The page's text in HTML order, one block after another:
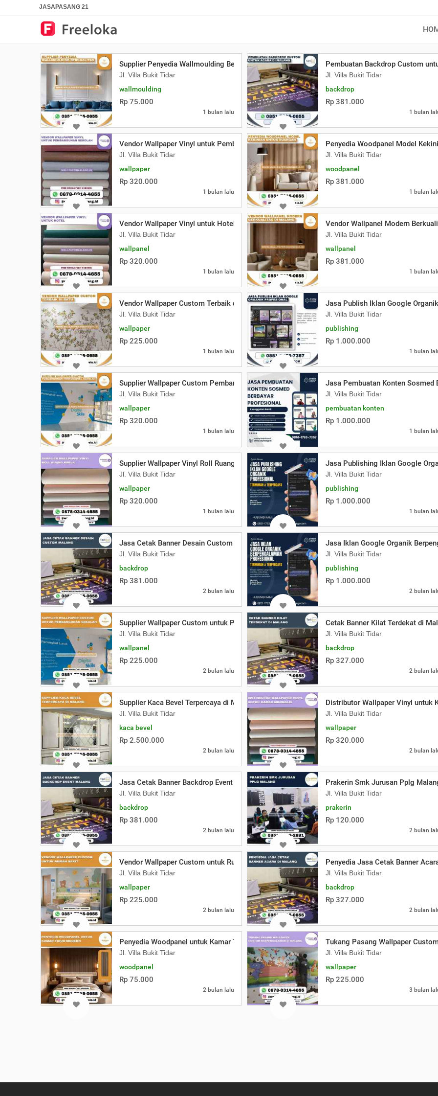
JASAPASANG 21
Supplier Penyedia Wallmoulding Berkualitas
Jl. Villa Bukit Tidar
wallmoulding
Rp 75.000
1 bulan lalu
Pembuatan Backdrop Custom
Jl. Villa Bukit Tidar
backdrop
Rp 381.000
1 bulan
Vendor Wallpaper Vinyl untuk Pembangunan Sekolah
Jl. Villa Bukit Tidar
wallpaper
Rp 320.000
1 bulan lalu
Penyedia Woodpanel Model
Jl. Villa Bukit Tidar
woodpanel
Rp 381.000
1 bulan
Vendor Wallpaper Vinyl untuk Hotel
Jl. Villa Bukit Tidar
wallpanel
Rp 320.000
1 bulan lalu
Vendor Wallpanel Modern
Jl. Villa Bukit Tidar
wallpanel
Rp 381.000
1 bulan
Vendor Wallpaper Custom Terbaik di Batu
Jl. Villa Bukit Tidar
wallpaper
Rp 225.000
1 bulan lalu
Jasa Publish Iklan Google
Jl. Villa Bukit Tidar
publishing
Rp 1.000.000
1 bulan
Supplier Wallpaper Custom Pembangunan Profesional Sekolah
Jl. Villa Bukit Tidar
wallpaper
Rp 320.000
1 bulan lalu
Jasa Pembuatan Konten Sosmed
Jl. Villa Bukit Tidar
pembuatan konten
Rp 1.000.000
1 bulan
Supplier Wallpaper Vinyl Roll Ruang Kerja
Jl. Villa Bukit Tidar
wallpaper
Rp 320.000
1 bulan lalu
Jasa Publishing Iklan Google
Jl. Villa Bukit Tidar
publishing
Rp 1.000.000
1 bulan
Jasa Cetak Banner Desain Custom Malang
Jl. Villa Bukit Tidar
backdrop
Rp 381.000
2 bulan lalu
Jasa Iklan Google Organik
Jl. Villa Bukit Tidar
publishing
Rp 1.000.000
2 bulan
Supplier Wallpaper Custom untuk Pembangunan Sekolah
Jl. Villa Bukit Tidar
wallpanel
Rp 225.000
2 bulan lalu
Cetak Banner Kilat Terdekat di
Jl. Villa Bukit Tidar
backdrop
Rp 327.000
2 bulan
Supplier Kaca Bevel Terpercaya di Malang
Jl. Villa Bukit Tidar
kaca bevel
Rp 2.500.000
2 bulan lalu
Distributor Wallpaper Vinyl untuk
Jl. Villa Bukit Tidar
wallpaper
Rp 320.000
2 bulan
Jasa Cetak Banner Backdrop Event Malang
Jl. Villa Bukit Tidar
backdrop
Rp 381.000
2 bulan lalu
Prakerin Smk Jurusan Pplg
Jl. Villa Bukit Tidar
prakerin
Rp 120.000
2 bulan
Vendor Wallpaper Custom untuk Rumah Sakit
Jl. Villa Bukit Tidar
wallpaper
Rp 225.000
2 bulan lalu
Penyedia Jasa Cetak Banner
Jl. Villa Bukit Tidar
backdrop
Rp 327.000
2 bulan
Penyedia Woodpanel untuk Kamar Tidur Modern
Jl. Villa Bukit Tidar
woodpanel
Rp 75.000
2 bulan lalu
Tukang Pasang Wallpaper
Jl. Villa Bukit Tidar
wallpaper
Rp 225.000
3 bulan